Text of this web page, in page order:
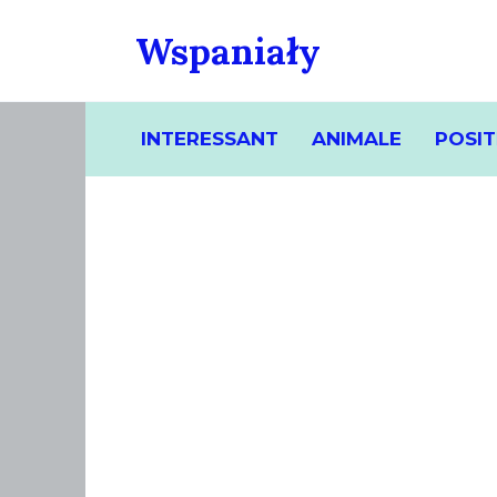
Wspaniały
INTERESSANT ANIMALE